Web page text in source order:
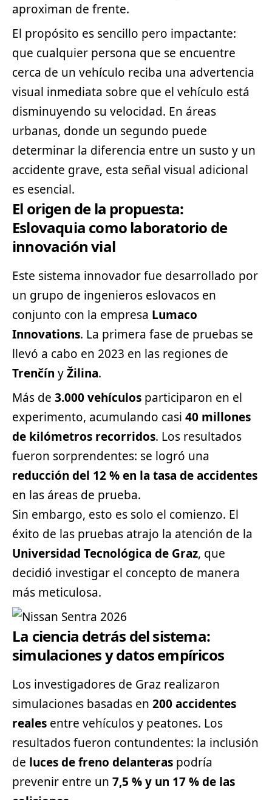
aproximan de frente.
El propósito es sencillo pero impactante:
que cualquier persona que se encuentre
cerca de un vehículo reciba una advertencia
visual inmediata sobre que el vehículo está
disminuyendo su velocidad. En áreas
urbanas, donde un segundo puede
determinar la diferencia entre un susto y un
accidente grave, esta señal visual adicional
es esencial.
El origen de la propuesta:
Eslovaquia como laboratorio de
innovación vial
Este sistema innovador fue desarrollado por
un grupo de ingenieros eslovacos en
conjunto con la empresa Lumaco
Innovations. La primera fase de pruebas se
llevó a cabo en 2023 en las regiones de
Trenčín yŽilina.
Más de 3.000 vehículos participaron en el
experimento, acumulando casi 40 millones
de kilómetros recorridos. Los resultados
fueron sorprendentes: se logró una
reducción del 12 % en la tasa de accidentes
en las áreas de prueba.
Sin embargo, esto es solo el comienzo. El
éxito de las pruebas atrajo la atención de la
Universidad Tecnológica de Graz, que
decidió investigar el concepto de manera
más meticulosa.
La ciencia detrás del sistema:
simulaciones y datos empíricos
Los investigadores de Graz realizaron
simulaciones basadas en 200 accidentes
reales entre vehículos y peatones. Los
resultados fueron contundentes: la inclusión
de luces de freno delanteras podría
prevenir entre un 7,5 % y un 17 % de las